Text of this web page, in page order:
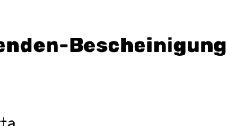
Bescheinigung